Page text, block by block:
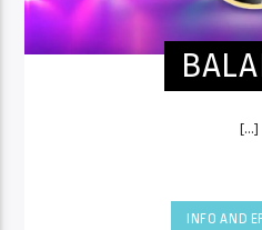
[...]
INFO AND